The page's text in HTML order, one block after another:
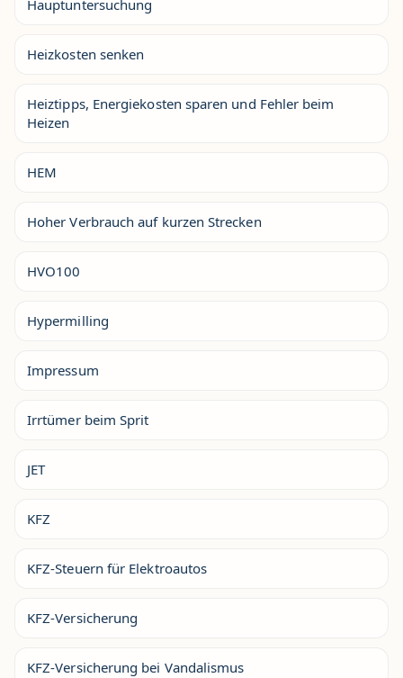
Hauptuntersuchung
Heizkosten senken
Heiztipps, Energiekosten sparen und Fehler beim
Heizen
HEM
Hoher Verbrauch auf kurzen Strecken
HVO100
Hypermilling
Impressum
Irrtümer beim Sprit
JET
KFZ
KFZ-Steuern für Elektroautos
KFZ-Versicherung
KFZ-Versicherung bei Vandalismus